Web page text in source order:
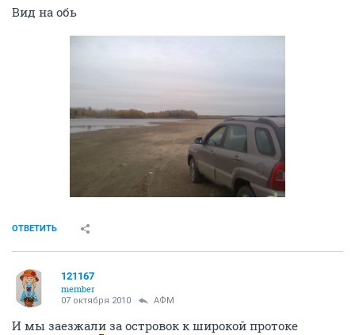
Вид на обь
ОТВЕТИТЬ
121167
member
07 октября 2010 АФМ
И мы заезжали за островок к широкой протоке